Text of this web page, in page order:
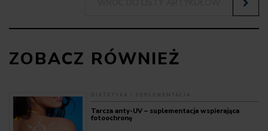
ZOBACZ RÓWNIEŻ
DIETETYKA I SUPLEMENTACJA
Tarcza anty-UV – suplementacja wspierająca
fotoochronę